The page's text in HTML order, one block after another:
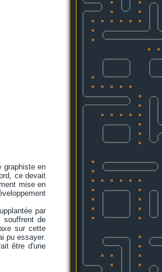
graphiste en
ce devait
mise en
par
souffrent de
sur cette
pu essayer.
être d'une